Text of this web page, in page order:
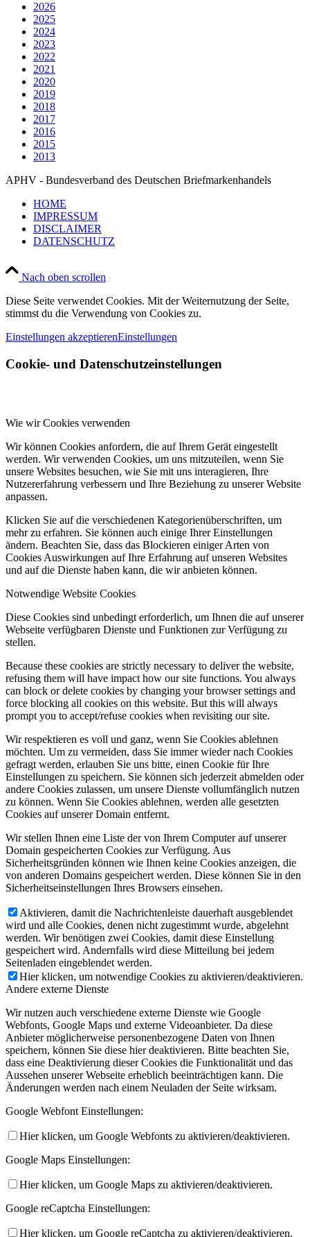
2026
2025
2024
2023
2022
2021
2020
2019
2018
2017
2016
2015
2013
APHV - Bundesverband des Deutschen Briefmarkenhandels
HOME
IMPRESSUM
DISCLAIMER
DATENSCHUTZ
Nach oben scrollen
Diese Seite verwendet Cookies. Mit der Weiternutzung der Seite,
stimmst du die Verwendung von Cookies zu.
Einstellungen akzeptierenEinstellungen
Cookie- und Datenschutzeinstellungen
Wie wir Cookies verwenden
Wir können Cookies anfordern, die auf Ihrem Gerät eingestellt
werden. Wir verwenden Cookies, um uns mitzuteilen, wenn Sie
unsere Websites besuchen, wie Sie mit uns interagieren, Ihre
Nutzererfahrung verbessern und Ihre Beziehung zu unserer Website
anpassen.
Klicken Sie auf die verschiedenen Kategorienüberschriften, um
mehr zu erfahren. Sie können auch einige Ihrer Einstellungen
ändern. Beachten Sie, dass das Blockieren einiger Arten von
Cookies Auswirkungen auf Ihre Erfahrung auf unseren Websites
und auf die Dienste haben kann, die wir anbieten können.
Notwendige Website Cookies
Diese Cookies sind unbedingt erforderlich, um Ihnen die auf unserer
Webseite verfügbaren Dienste und Funktionen zur Verfügung zu
stellen.
Because these cookies are strictly necessary to deliver the website,
refusing them will have impact how our site functions. You always
can block or delete cookies by changing your browser settings and
force blocking all cookies on this website. But this will always
prompt you to accept/refuse cookies when revisiting our site.
Wir respektieren es voll und ganz, wenn Sie Cookies ablehnen
möchten. Um zu vermeiden, dass Sie immer wieder nach Cookies
gefragt werden, erlauben Sie uns bitte, einen Cookie für Ihre
Einstellungen zu speichern. Sie können sich jederzeit abmelden oder
andere Cookies zulassen, um unsere Dienste vollumfänglich nutzen
zu können. Wenn Sie Cookies ablehnen, werden alle gesetzten
Cookies auf unserer Domain entfernt.
Wir stellen Ihnen eine Liste der von Ihrem Computer auf unserer
Domain gespeicherten Cookies zur Verfügung. Aus
Sicherheitsgründen können wie Ihnen keine Cookies anzeigen, die
von anderen Domains gespeichert werden. Diese können Sie in den
Sicherheitseinstellungen Ihres Browsers einsehen.
Aktivieren, damit die Nachrichtenleiste dauerhaft ausgeblendet
wird und alle Cookies, denen nicht zugestimmt wurde, abgelehnt
werden. Wir benötigen zwei Cookies, damit diese Einstellung
gespeichert wird. Andernfalls wird diese Mitteilung bei jedem
Seitenladen eingeblendet werden.
Hier klicken, um notwendige Cookies zu aktivieren/deaktivieren.
Andere externe Dienste
Wir nutzen auch verschiedene externe Dienste wie Google
Webfonts, Google Maps und externe Videoanbieter. Da diese
Anbieter möglicherweise personenbezogene Daten von Ihnen
speichern, können Sie diese hier deaktivieren. Bitte beachten Sie,
dass eine Deaktivierung dieser Cookies die Funktionalität und das
Aussehen unserer Webseite erheblich beeinträchtigen kann. Die
Änderungen werden nach einem Neuladen der Seite wirksam.
Google Webfont Einstellungen:
Hier klicken, um Google Webfonts zu aktivieren/deaktivieren.
Google Maps Einstellungen:
Hier klicken, um Google Maps zu aktivieren/deaktivieren.
Google reCaptcha Einstellungen:
Hier klicken, um Google reCaptcha zu aktivieren/deaktivieren.